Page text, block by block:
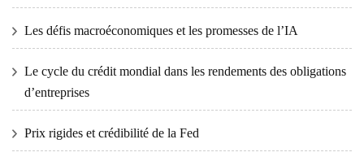
Les défis macroéconomiques et les promesses de l’IA
Le cycle du crédit mondial dans les rendements des obligations
d’entreprises
Prix ​​​​rigides et crédibilité de la Fed